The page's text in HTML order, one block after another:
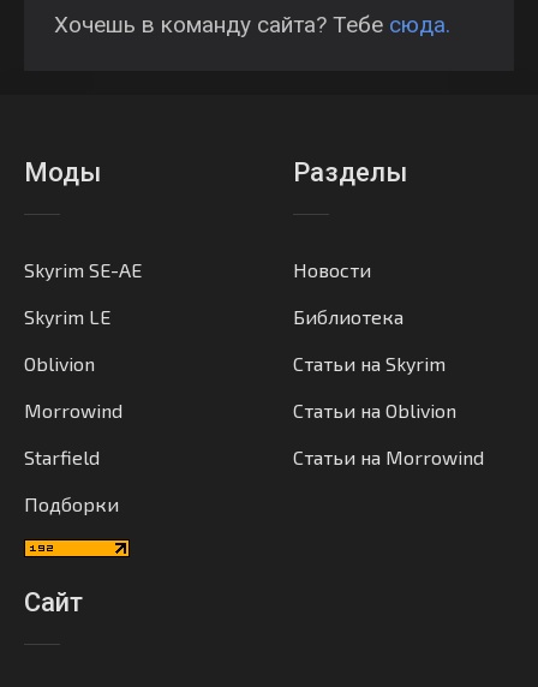
Хочешь в команду сайта? Тебе сюда.
Моды
Skyrim SE-AE
Skyrim LE
Oblivion
Morrowind
Starfield
Подборки
Разделы
Новости
Библиотека
Статьи на Skyrim
Статьи на Oblivion
Статьи на Morrowind
Сайт